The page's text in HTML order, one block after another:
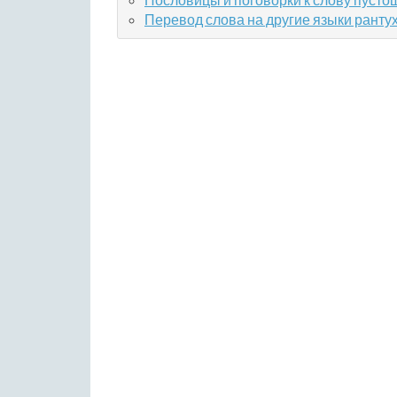
Перевод слова на другие языки